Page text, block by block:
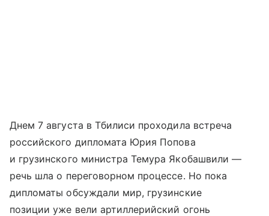
Днем 7 августа в Тбилиси проходила встреча
российского дипломата Юрия Попова
и грузинского министра Темура Якобашвили —
речь шла о переговорном процессе. Но пока
дипломаты обсуждали мир, грузинские
позиции уже вели артиллерийский огонь